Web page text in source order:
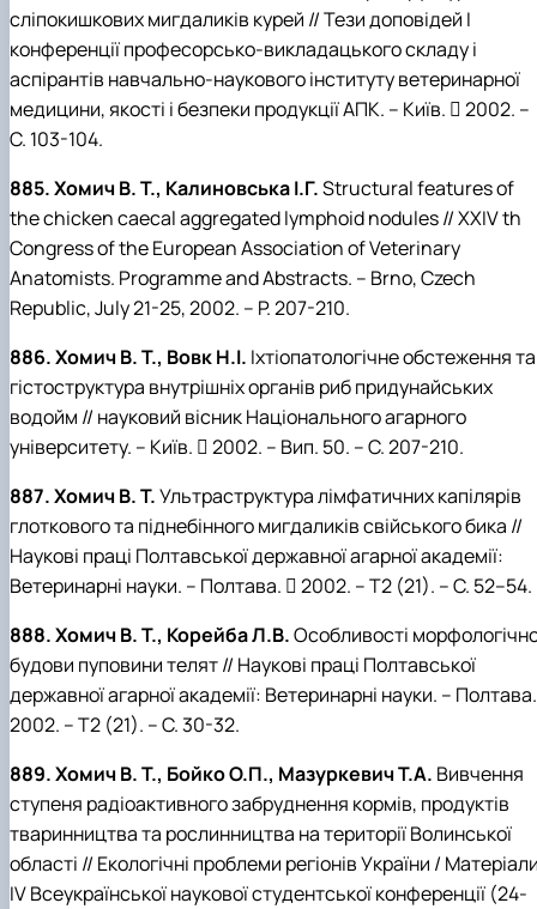
сліпокишкових мигдаликів курей // Тези доповідей І
конференції професорсько-викладацького складу і
аспірантів навчально-наукового інституту ветеринарної
медицини, якості і безпеки продукції АПК. – Київ.  2002. –
С. 103-104.
885. Хомич В. Т., Калиновська І.Г.Structural features of
the chicken caecal aggregated lymphoid nodules // XXIV th
Congress of the European Association of Veterinary
Anatomists. Programme and Abstracts. – Brno, Czech
Republic, July 21-25, 2002. – P. 207-210.
886. Хомич В. Т., Вовк Н.І. Іхтіопатологічне обстеження та
гістоструктура внутрішніх органів риб придунайських
водойм // науковий вісник Національного агарного
університету. – Київ.  2002. – Вип. 50. – С. 207-210.
887. Хомич В. Т.Ультраструктура лімфатичних капілярів
глоткового та піднебінного мигдаликів свійського бика //
Наукові праці Полтавської державної агарної академії:
Ветеринарні науки. – Полтава.  2002. – Т2 (21). – С. 52–54.
888. Хомич В. Т., Корейба Л.В.Особливості
будови пуповини телят // Наукові праці Полтавської
державної агарної академії: Ветеринарні науки. – Полтава.
2002. – Т2 (21). – С. 30-32.
889. Хомич В. Т., Бойко О.П., Мазуркевич Т.А. Вивчення
ступеня радіоактивного забруднення кормів, продуктів
тваринництва та рослинництва на території Волинської
області // Екологічні проблеми регіонів України /
IV Всеукраїнської наукової студентської конференції (24-